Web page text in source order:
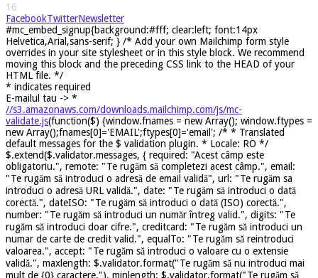
16
FacebookTwitterNewsletter
#mc_embed_signup{background:#fff; clear:left; font:14px
Helvetica,Arial,sans-serif; } /* Add your own Mailchimp form style
overrides in your site stylesheet or in this style block. We recommend
moving this block and the preceding CSS link to the HEAD of your
HTML file. */
* indicates required
E-mailul tau -> *
//s3.amazonaws.com/downloads.mailchimp.com/js/mc-
validate.js(function($) {window.fnames = new Array(); window.ftypes =
new Array();fnames[0]='EMAIL';ftypes[0]='email'; /* * Translated
default messages for the $ validation plugin. * Locale: RO */
$.extend($.validator.messages, { required: "Acest câmp este
obligatoriu.", remote: "Te rugăm să completezi acest câmp.", email:
"Te rugăm să introduci o adresă de email validă", url: "Te rugăm sa
introduci o adresă URL validă.", date: "Te rugăm să introduci o dată
corectă.", dateISO: "Te rugăm să introduci o dată (ISO) corectă.",
number: "Te rugăm să introduci un număr întreg valid.", digits: "Te
rugăm să introduci doar cifre.", creditcard: "Te rugăm să introduci un
numar de carte de credit valid.", equalTo: "Te rugăm să reintroduci
valoarea.", accept: "Te rugăm să introduci o valoare cu o extensie
validă.", maxlength: $.validator.format("Te rugăm să nu introduci mai
mult de {0} caractere."), minlength: $.validator.format("Te rugăm să